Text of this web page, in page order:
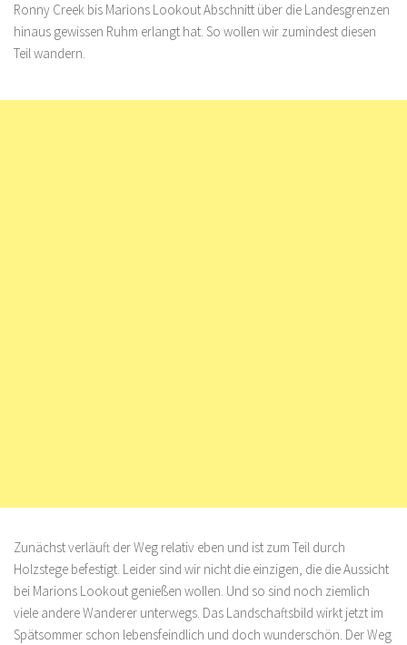
Ronny Creek bis Marions Lookout Abschnitt über die Landesgrenzen
hinaus gewissen Ruhm erlangt hat. So wollen wir zumindest diesen
Teil wandern.
Zunächst verläuft der Weg relativ eben und ist zum Teil durch
Holzstege befestigt. Leider sind wir nicht die einzigen, die die Aussicht
bei Marions Lookout genießen wollen. Und so sind noch ziemlich
viele andere Wanderer unterwegs. Das Landschaftsbild wirkt jetzt im
Spätsommer schon lebensfeindlich und doch wunderschön. Der Weg